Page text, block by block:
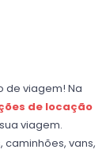
de viagem! Na
de locação
viagem.
vans,